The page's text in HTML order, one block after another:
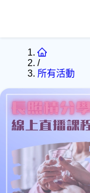
/
所有活動